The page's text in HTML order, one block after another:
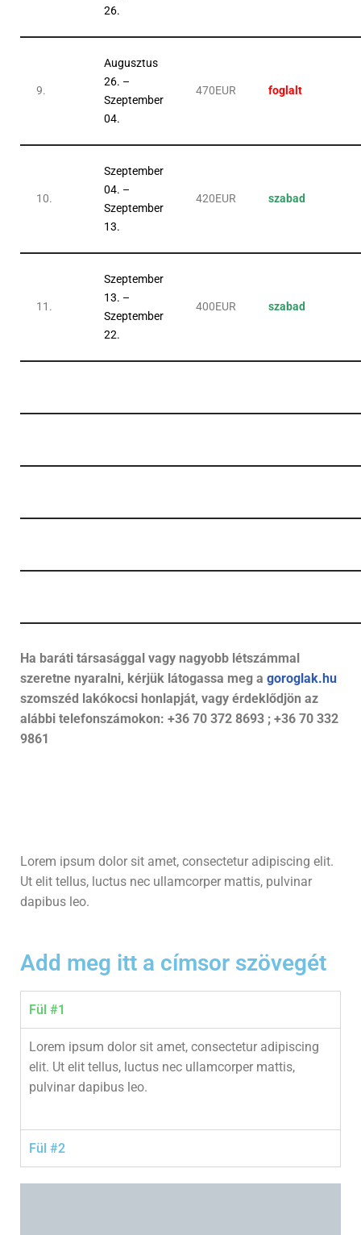
26.
9.
Augusztus
26. –
Szeptember
04.
470EUR foglalt
10.
Szeptember
04. –
Szeptember
13.
420EUR szabad
11.
Szeptember
13. –
Szeptember
22.
400EUR szabad
Ha baráti társasággal vagy nagyobb létszámmal
szeretne nyaralni, kérjük látogassa meg a goroglak.hu
szomszéd lakókocsi honlapját, vagy érdeklődjön az
alábbi telefonszámokon: +36 70 372 8693 ; +36 70 332
9861
Lorem ipsum dolor sit amet, consectetur adipiscing elit.
Ut elit tellus, luctus nec ullamcorper mattis, pulvinar
dapibus leo.
Add meg itt a címsor szövegét
Fül #1
Lorem ipsum dolor sit amet, consectetur adipiscing
elit. Ut elit tellus, luctus nec ullamcorper mattis,
pulvinar dapibus leo.
Fül #2